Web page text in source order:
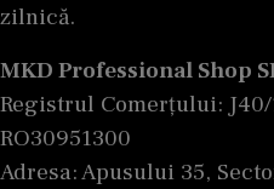
zilnică.
MKD Professional Shop
Registrul Comerțului: J40/
RO30951300
Adresa: Apusului 35,